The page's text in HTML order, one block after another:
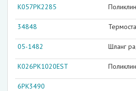
K057PK2285
34848
05-1482 Шланг
K026PK1020EST
6PK3490